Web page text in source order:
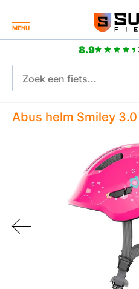
MENU
8.9
2 jaar
Abus helm Smiley